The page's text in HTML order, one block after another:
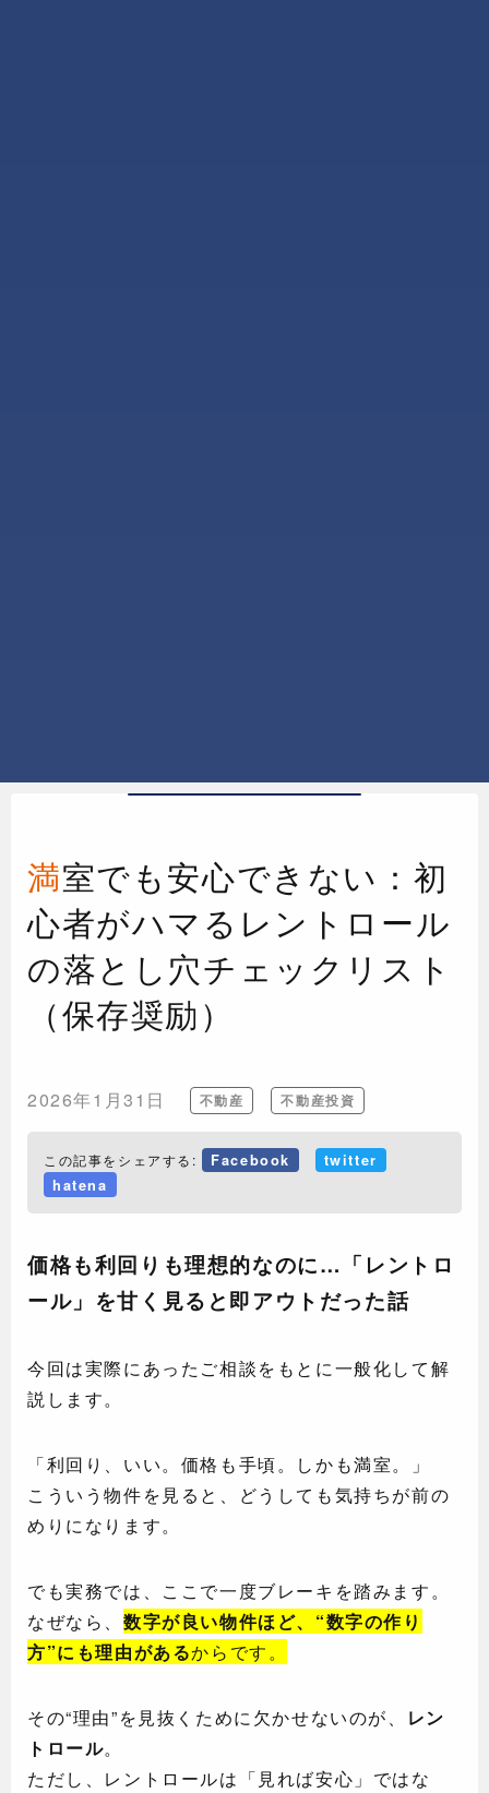
満室でも安心できない：初
心者がハマるレントロール
の落とし穴チェックリスト
（保存奨励）
2026年1月31日 不動産 不動産投資
この記事をシェアする: Facebook
twitter
hatena
価格も利回りも理想的なのに…「レントロ
ール」を甘く見ると即アウトだった話
今回は実際にあったご相談をもとに一般化して解
説します。
「利回り、いい。価格も手頃。しかも満室。」
こういう物件を見ると、どうしても気持ちが前の
めりになります。
でも実務では、ここで一度ブレーキを踏みます。
なぜなら、 数字が良い物件ほど、“数字の作り
方”にも理由があるからです。
その“理由”を見抜くために欠かせないのが、
レン
トロール。
ただし、レントロールは「見れば安心」ではな